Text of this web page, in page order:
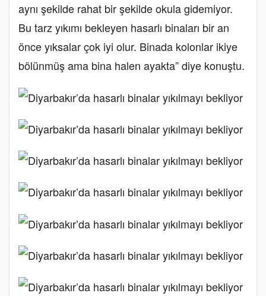
aynı şekilde rahat bir şekilde okula gidemiyor.
Bu tarz yıkımı bekleyen hasarlı binaları bir an
önce yıksalar çok iyi olur. Binada kolonlar ikiye
bölünmüş ama bina halen ayakta” diye konuştu.